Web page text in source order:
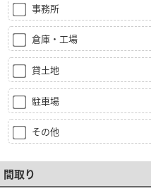
事務所
倉庫・工場
貸土地
駐車場
その他
間取り